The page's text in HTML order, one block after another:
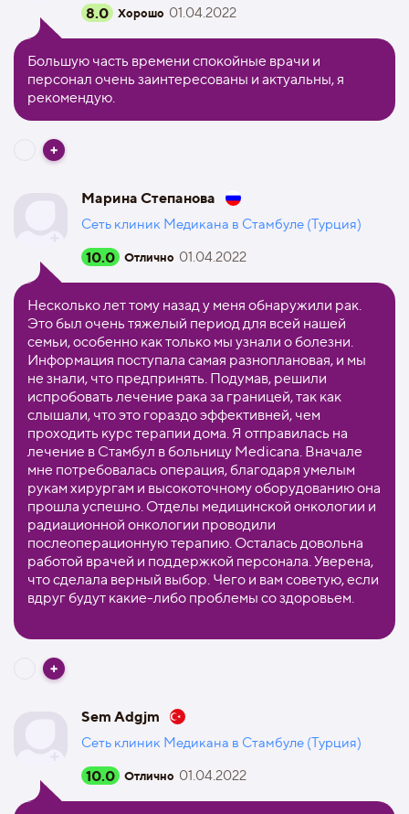
8.0 Хорошо 01.04.2022
Большую часть времени спокойные врачи и
персонал очень заинтересованы и актуальны, я
рекомендую.
Марина Степанова
Сеть клиник Медикана в Стамбуле (Турция)
10.0 Отлично 01.04.2022
Несколько лет тому назад у меня обнаружили рак.
Это был очень тяжелый период для всей нашей
семьи, особенно как только мы узнали о болезни.
Информация поступала самая разноплановая, и мы
не знали, что предпринять. Подумав, решили
испробовать лечение рака за границей, так как
слышали, что это гораздо эффективней, чем
проходить курс терапии дома. Я отправилась на
лечение в Cтамбул в больницу Medicana. Вначале
мне потребовалась операция, благодаря умелым
рукам хирургам и высокоточному оборудованию она
прошла успешно. Отделы медицинской онкологии и
радиационной онкологии проводили
послеоперационную терапию. Осталась довольна
работой врачей и поддержкой персонала. Уверена,
что сделала верный выбор. Чего и вам советую, если
вдруг будут какие-либо проблемы со здоровьем.
Sem Adgjm
Сеть клиник Медикана в Стамбуле (Турция)
10.0 Отлично 01.04.2022